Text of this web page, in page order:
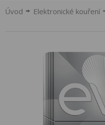
Úvod Elektronické kouření